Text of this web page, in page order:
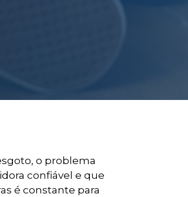
o problema
confiável e que
é constante para